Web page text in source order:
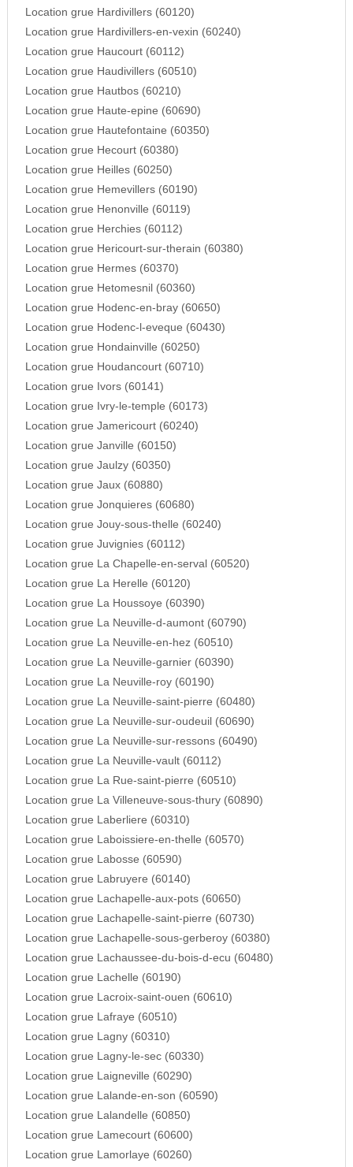
Location grue Hardivillers (60120)
Location grue Hardivillers-en-vexin (60240)
Location grue Haucourt (60112)
Location grue Haudivillers (60510)
Location grue Hautbos (60210)
Location grue Haute-epine (60690)
Location grue Hautefontaine (60350)
Location grue Hecourt (60380)
Location grue Heilles (60250)
Location grue Hemevillers (60190)
Location grue Henonville (60119)
Location grue Herchies (60112)
Location grue Hericourt-sur-therain (60380)
Location grue Hermes (60370)
Location grue Hetomesnil (60360)
Location grue Hodenc-en-bray (60650)
Location grue Hodenc-l-eveque (60430)
Location grue Hondainville (60250)
Location grue Houdancourt (60710)
Location grue Ivors (60141)
Location grue Ivry-le-temple (60173)
Location grue Jamericourt (60240)
Location grue Janville (60150)
Location grue Jaulzy (60350)
Location grue Jaux (60880)
Location grue Jonquieres (60680)
Location grue Jouy-sous-thelle (60240)
Location grue Juvignies (60112)
Location grue La Chapelle-en-serval (60520)
Location grue La Herelle (60120)
Location grue La Houssoye (60390)
Location grue La Neuville-d-aumont (60790)
Location grue La Neuville-en-hez (60510)
Location grue La Neuville-garnier (60390)
Location grue La Neuville-roy (60190)
Location grue La Neuville-saint-pierre (60480)
Location grue La Neuville-sur-oudeuil (60690)
Location grue La Neuville-sur-ressons (60490)
Location grue La Neuville-vault (60112)
Location grue La Rue-saint-pierre (60510)
Location grue La Villeneuve-sous-thury (60890)
Location grue Laberliere (60310)
Location grue Laboissiere-en-thelle (60570)
Location grue Labosse (60590)
Location grue Labruyere (60140)
Location grue Lachapelle-aux-pots (60650)
Location grue Lachapelle-saint-pierre (60730)
Location grue Lachapelle-sous-gerberoy (60380)
Location grue Lachaussee-du-bois-d-ecu (60480)
Location grue Lachelle (60190)
Location grue Lacroix-saint-ouen (60610)
Location grue Lafraye (60510)
Location grue Lagny (60310)
Location grue Lagny-le-sec (60330)
Location grue Laigneville (60290)
Location grue Lalande-en-son (60590)
Location grue Lalandelle (60850)
Location grue Lamecourt (60600)
Location grue Lamorlaye (60260)